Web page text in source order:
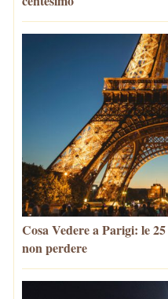
Cosa Vedere a Parigi: le
non perdere